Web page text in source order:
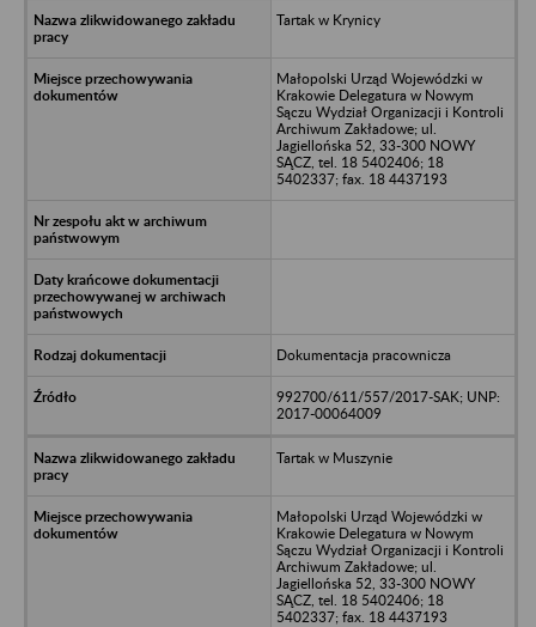
Tartak w Krynicy
Małopolski Urząd Wojewódzki w
Krakowie Delegatura w Nowym
Sączu Wydział Organizacji i Kontroli
Archiwum Zakładowe; ul.
Jagiellońska 52, 33-300 NOWY
SĄCZ, tel. 18 5402406; 18
5402337; fax. 18 4437193
Dokumentacja pracownicza
992700/611/557/2017-SAK; UNP:
2017-00064009
Tartak w Muszynie
Małopolski Urząd Wojewódzki w
Krakowie Delegatura w Nowym
Sączu Wydział Organizacji i Kontroli
Archiwum Zakładowe; ul.
Jagiellońska 52, 33-300 NOWY
SĄCZ, tel. 18 5402406; 18
5402337; fax. 18 4437193